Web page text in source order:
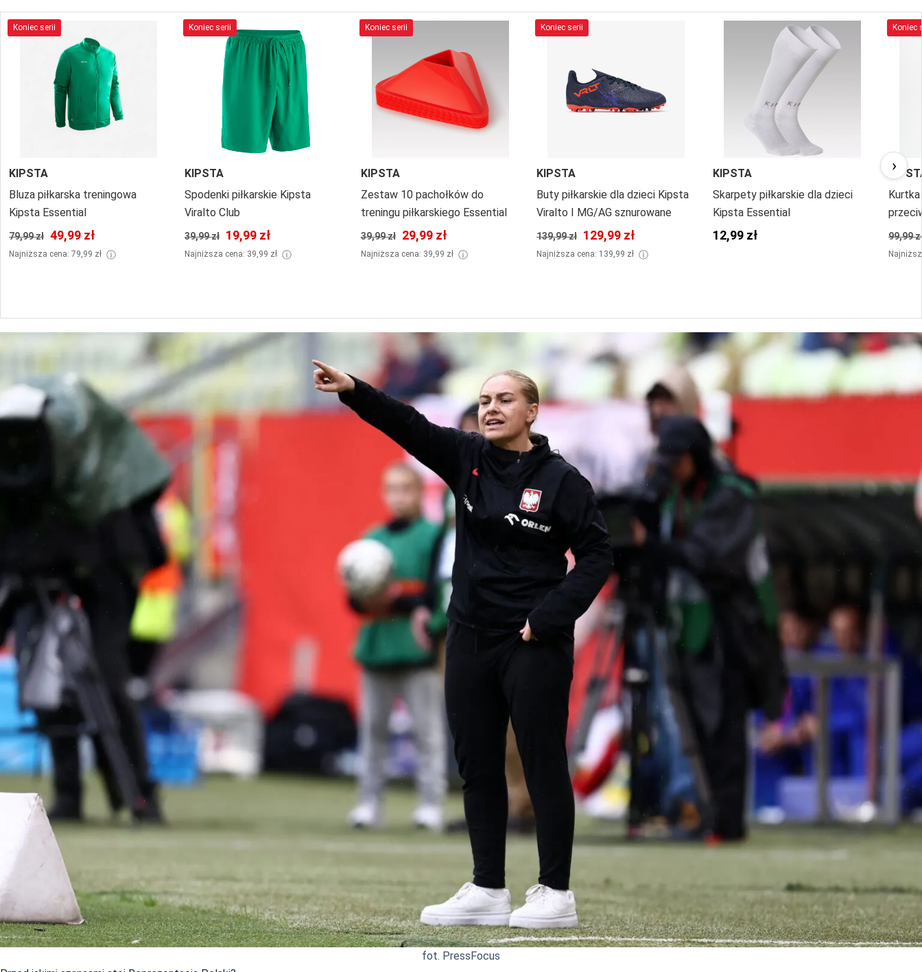
Koniec serii
KIPSTA
Bluza piłkarska treningowa
Kipsta Essential
79,99 zł 49,99 zł
Najniższa cena: 79,99 zł ⓘ
Koniec serii
KIPSTA
Spodenki piłkarskie Kipsta
Viralto Club
39,99 zł 19,99 zł
Najniższa cena: 39,99 zł ⓘ
Koniec serii
KIPSTA
Zestaw 10 pachołków do
treningu piłkarskiego Essential
39,99 zł 29,99 zł
Najniższa cena: 39,99 zł ⓘ
Koniec serii
KIPSTA
Buty piłkarskie dla dzieci Kipsta
Viralto I MG/AG sznurowane
139,99 zł 129,99 zł
Najniższa cena: 139,99 zł ⓘ
KIPSTA
Skarpety piłkarskie dla dzieci
Kipsta Essential
12,99 zł
Koniec
Viralto
99,99
›
fot. PressFocus